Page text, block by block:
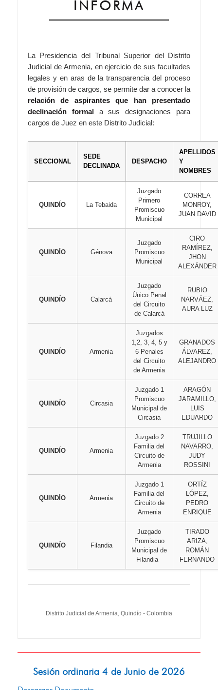
INFORMA
La Presidencia del Tribunal Superior del Distrito
Judicial de Armenia, en ejercicio de sus facultades
legales y en aras de la transparencia del proceso
de provisión de cargos, se permite dar a conocer la
relación de aspirantes que han presentado
declinación formal
a sus designaciones para
cargos de Juez en este Distrito Judicial:
SECCIONAL
SEDE
DECLINADA
DESPACHO
APELLIDOS
Y
NOMBRES
QUINDÍO La Tebaida
Juzgado
Primero
Promiscuo
Municipal
CORREA
MONROY,
JUAN DAVID
QUINDÍO Génova
Juzgado
Promiscuo
Municipal
CIRO
RAMÍREZ,
JHON
ALEXÁNDER
QUINDÍO Calarcá
Juzgado
Único Penal
del Circuito
de Calarcá
RUBIO
NARVÁEZ,
AURA LUZ
QUINDÍO Armenia
Juzgados
1,2, 3, 4, 5 y
6 Penales
del Circuito
de Armenia
GRANADOS
ÁLVAREZ,
ALEJANDRO
QUINDÍO Circasia
Juzgado 1
Promiscuo
Municipal de
Circasia
ARAGÓN
JARAMILLO,
LUIS
EDUARDO
QUINDÍO Armenia
Juzgado 2
Familia del
Circuito de
Armenia
TRUJILLO
NAVARRO,
JUDY
ROSSINI
QUINDÍO Armenia
Juzgado 1
Familia del
Circuito de
Armenia
ORTÍZ
LÓPEZ,
PEDRO
ENRIQUE
QUINDÍO Filandia
Juzgado
Promiscuo
Municipal de
Filandia
TIRADO
ARIZA,
ROMÁN
FERNANDO
Distrito Judicial de Armenia, Quindío - Colombia
Sesión ordinaria 4 de Junio de 2026